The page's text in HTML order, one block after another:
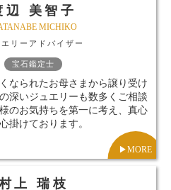
辺 美智子
MICHIKO
エリーアドバイザー
宝石鑑定士
なられたお母さまから譲り受け
深いジュエリーも数多くご相談
のお気持ちを第一に考え、真心
掛けております。
▶︎MORE
上 瑞枝